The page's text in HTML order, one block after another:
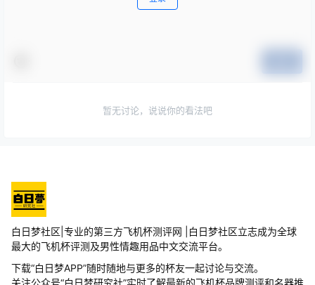
暂无讨论，说说你的看法吧
白日梦社区|专业的第三方飞机杯测评网 |白日梦社区立志成为全球
最大的飞机杯评测及男性情趣用品中文交流平台。
下载“白日梦APP”随时随地与更多的杯友一起讨论与交流。